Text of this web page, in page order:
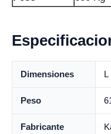
Dimensiones L
Peso
Fabricante